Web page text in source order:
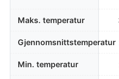
Maks. temperatur
Gjennomsnittstemperatur
Min. temperatur